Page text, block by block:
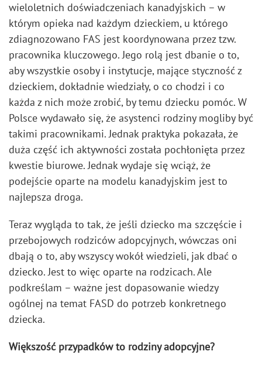
wieloletnich doświadczeniach kanadyjskich – w
którym opieka nad każdym dzieckiem, u którego
zdiagnozowano FAS jest koordynowana przez tzw.
pracownika kluczowego. Jego rolą jest dbanie o to,
aby wszystkie osoby i instytucje, mające styczność z
dzieckiem, dokładnie wiedziały, o co chodzi i co
każda z nich może zrobić, by temu dziecku pomóc. W
Polsce wydawało się, że asystenci rodziny mogliby być
takimi pracownikami. Jednak praktyka pokazała, że
duża część ich aktywności została pochłonięta przez
kwestie biurowe. Jednak wydaje się wciąż, że
podejście oparte na modelu kanadyjskim jest to
najlepsza droga.
Teraz wygląda to tak, że jeśli dziecko ma szczęście i
przebojowych rodziców adopcyjnych, wówczas oni
dbają o to, aby wszyscy wokół wiedzieli, jak dbać o
dziecko. Jest to więc oparte na rodzicach. Ale
podkreślam – ważne jest dopasowanie wiedzy
ogólnej na temat FASD do potrzeb konkretnego
dziecka.
Większość przypadków to rodziny adopcyjne?